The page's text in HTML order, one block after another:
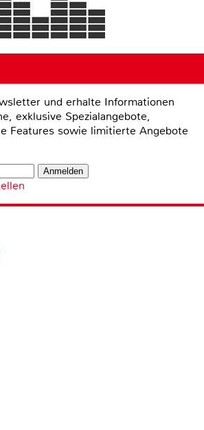
und erhalte Informationen
exklusive Spezialangebote,
Features sowie limitierte Angebote